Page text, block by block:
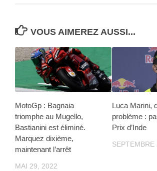
VOUS AIMEREZ AUSSI...
MotoGp : Bagnaia
triomphe au Mugello,
Bastianini est éliminé.
Marquez dixième,
maintenant l’arrêt
MAI 29, 2022
Luca Marini,
problème :
Prix d’Inde
SEPTEMBRE